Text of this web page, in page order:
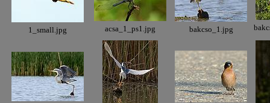
1_small.jpg acsa_1_ps1.jpg bakcso_1.jpg